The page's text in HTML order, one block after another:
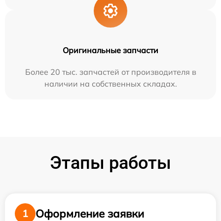
Оригинальные запчасти
Более 20 тыс. запчастей от производителя в
наличии на собственных складах.
Этапы работы
1
Оформление заявки